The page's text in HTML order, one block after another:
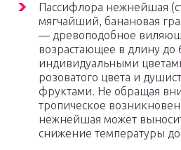
Пассифлора нежнейшая
мягчайший, банановая
— древоподобное
возрастающее в длину до
индивидуальными
розоватого цвета и
фруктами. Не обращая
тропическое
нежнейшая может
снижение температуры до